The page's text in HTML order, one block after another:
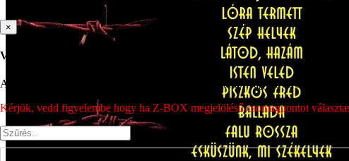
×
Válassz csomagpontot
A csomagpont kiválasztásához írd be az irányítószámot vagy a város nevét,
Kérjük, vedd figyelembe hogy ha Z-BOX megjelölésű csomagpontot